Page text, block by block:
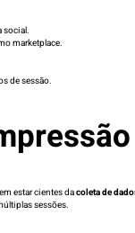
social.
marketplace.
de sessão.
estar cientes dacoleta de
sessões.